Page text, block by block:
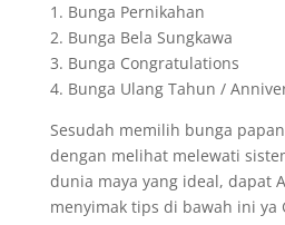
1. Bunga Pernikahan
2. Bunga Bela Sungkawa
3. Bunga Congratulations
4. Bunga Ulang Tahun /
Sesudah memilih bunga
dengan melihat melewati
dunia maya yang ideal, dapat
menyimak tips di bawah ini ya